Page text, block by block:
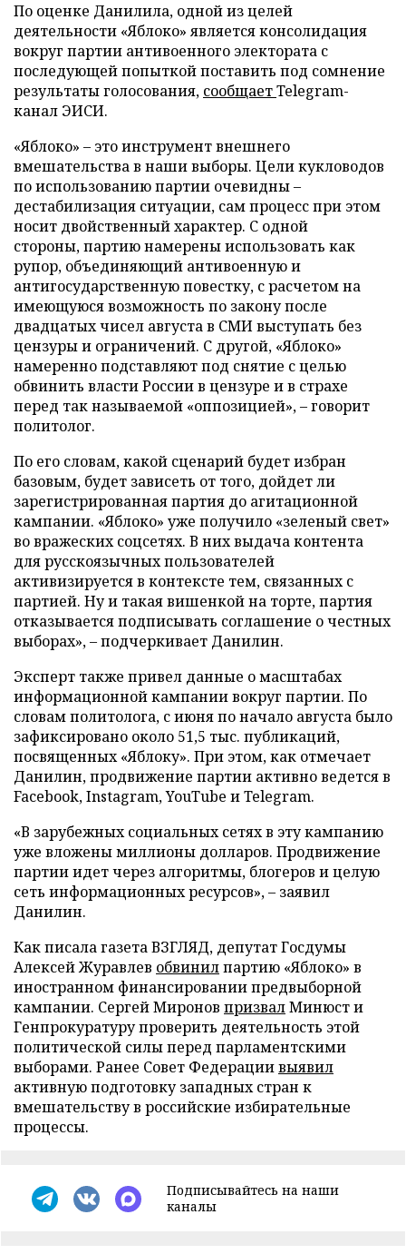
По оценке Данилила, одной из целей
деятельности «Яблоко» является консолидация
вокруг партии антивоенного электората с
последующей попыткой поставить под сомнение
результаты голосования, сообщаетTelegram-
канал ЭИСИ.
«Яблоко» – это инструмент внешнего
вмешательства в наши выборы. Цели кукловодов
по использованию партии очевидны –
дестабилизация ситуации, сам процесс при этом
носит двойственный характер. С одной
стороны, партию намерены использовать как
рупор, объединяющий антивоенную и
антигосударственную повестку, с расчетом на
имеющуюся возможность по закону после
двадцатых чисел августа в СМИ выступать без
цензуры и ограничений. С другой, «Яблоко»
намеренно подставляют под снятие с целью
обвинить власти России в цензуре и в страхе
перед так называемой «оппозицией», – говорит
политолог.
По его словам, какой сценарий будет избран
базовым, будет зависеть от того, дойдет ли
зарегистрированная партия до агитационной
кампании. «Яблоко» уже получило «зеленый свет»
во вражеских соцсетях. В них выдача контента
для русскоязычных пользователей
активизируется в контексте тем, связанных с
партией. Ну и такая вишенкой на торте, партия
отказывается подписывать соглашение о честных
выборах», – подчеркивает Данилин.
Эксперт также привел данные о масштабах
информационной кампании вокруг партии. По
словам политолога, с июня по начало августа было
зафиксировано около 51,5 тыс. публикаций,
посвященных «Яблоку». При этом, как отмечает
Данилин, продвижение партии активно ведется в
Facebook, Instagram, YouTube и Telegram.
«В зарубежных социальных сетях в эту кампанию
уже вложены миллионы долларов. Продвижение
партии идет через алгоритмы, блогеров и целую
сеть информационных ресурсов», – заявил
Данилин.
Как писала газета ВЗГЛЯД, депутат Госдумы
Алексей Журавлев обвинилпартию «Яблоко» в
иностранном финансировании предвыборной
кампании. Сергей Миронов призвалМинюст и
Генпрокуратуру проверить деятельность этой
политической силы перед парламентскими
выборами. Ранее Совет Федерациивыявил
активную подготовку западных стран к
вмешательству в российские избирательные
процессы.
Подписывайтесь на наши
каналы